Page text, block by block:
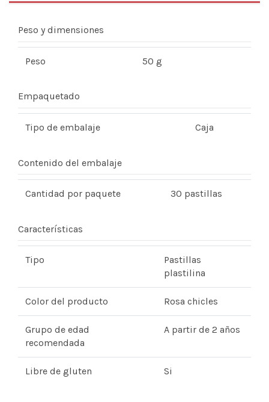
Peso y dimensiones
Peso 50 g
Empaquetado
Tipo de embalaje Caja
Contenido del embalaje
Cantidad por paquete 30 pastillas
Características
Tipo
Pastillas
plastilina
Color del producto Rosa chicles
Grupo de edad
recomendada
A partir de 2 años
Libre de gluten Si